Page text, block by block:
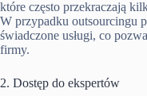
które często przekraczają
W przypadku outsourcingu
świadczone usługi, co
firmy.
2. Dostęp do ekspertów